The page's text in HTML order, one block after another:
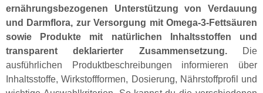
ernährungsbezogenen Unterstützung von Verdauung
und Darmflora, zur Versorgung mit Omega-3-Fettsäuren
sowie Produkte mit natürlichen Inhaltsstoffen und
transparent deklarierter Zusammensetzung.Die
ausführlichen Produktbeschreibungen informieren über
Inhaltsstoffe, Wirkstoffformen, Dosierung, Nährstoffprofil und